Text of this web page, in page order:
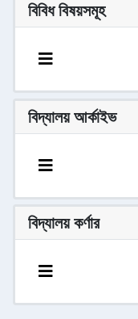
বিবিধ বিষয়সমূহ
বিদ্যালয় আর্কাইভ
বিদ্যালয় কর্ণার